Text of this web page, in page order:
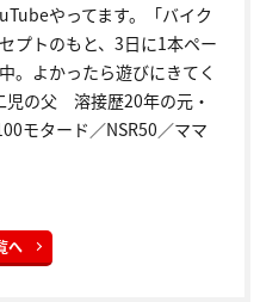
やってます。「バイク
プトのもと、3日に1本ペー
。よかったら遊びにきてく
の父 溶接歴20年の元・
モタード／NSR50／ママ
へ